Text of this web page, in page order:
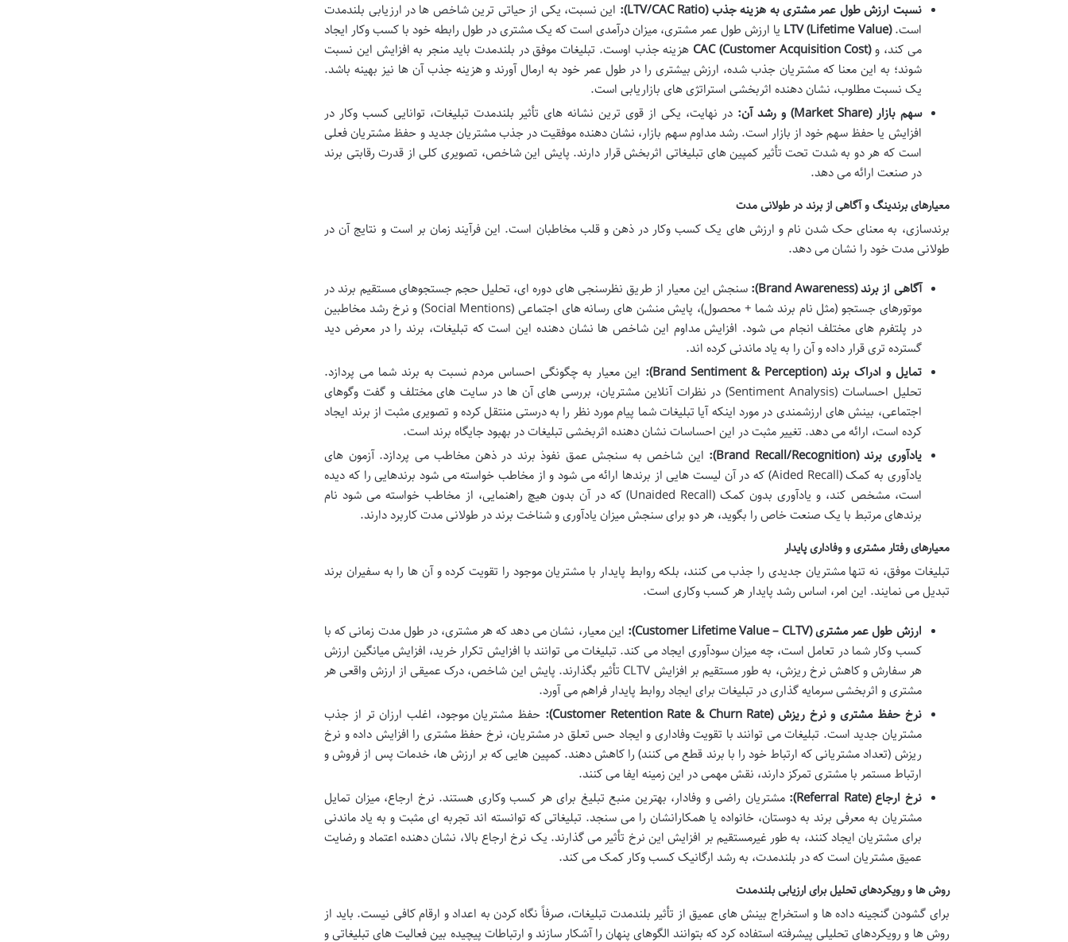
نسبت ارزش طول عمر مشتری به هزینه جذب (LTV/CAC Ratio
): این نسبت، یکی از حیاتی ترین شاخص ها در ارزیابی بلندمدت
است.LTV (Lifetime Value) یا ارزش طول عمر مشتری، میزان درآمدی است که یک مشتری در طول رابطه خود با کسب وکار ایجاد
می کند، وCAC (Customer Acquisition Cost) هزینه جذب اوست. تبلیغات موفق در بلندمدت باید منجر به افزایش این نسبت
شوند؛ به این معنا که مشتریان جذب شده، ارزش بیشتری را در طول عمر خود به ارمال آورند و هزینه جذب آن ها نیز بهینه باشد.
یک نسبت مطلوب، نشان دهنده اثربخشی استراتژی های بازاریابی است.
سهم بازار (Market Share) و رشد آن: در نهایت، یکی از قوی ترین نشانه های تأثیر بلندمدت تبلیغات، توانایی کسب وکار در
افزایش یا حفظ سهم خود از بازار است. رشد مداوم سهم بازار، نشان دهنده موفقیت در جذب مشتریان جدید و حفظ مشتریان فعلی
است که هر دو به شدت تحت تأثیر کمپین های تبلیغاتی اثربخش قرار دارند. پایش این شاخص، تصویری کلی از قدرت رقابتی برند
در صنعت ارائه می دهد.
معیارهای برندینگ و آگاهی از برند در طولانی مدت
برندسازی، به معنای حک شدن نام و ارزش های یک کسب وکار در ذهن و قلب مخاطبان است. این فرآیند زمان بر است و نتایج آن در
طولانی مدت خود را نشان می دهد.
آگاهی از برند (Brand Awareness
): سنجش این معیار از طریق نظرسنجی های دوره ای، تحلیل حجم جستجوهای مستقیم برند در
موتورهای جستجو (مثل نام برند شما + محصول)، پایش منشن های رسانه های اجتماعی (Social Mentions) و نرخ رشد مخاطبین
در پلتفرم های مختلف انجام می شود. افزایش مداوم این شاخص ها نشان دهنده این است که تبلیغات، برند را در معرض دید
گسترده تری قرار داده و آن را به یاد ماندنی کرده اند.
تمایل و ادراک برند (Brand Sentiment & Perception
): این معیار به چگونگی احساس مردم نسبت به برند شما می پردازد.
تحلیل احساسات (Sentiment Analysis) در نظرات آنلاین مشتریان، بررسی های آن ها در سایت های مختلف و گفت وگوهای
اجتماعی، بینش های ارزشمندی در مورد اینکه آیا تبلیغات شما پیام مورد نظر را به درستی منتقل کرده و تصویری مثبت از برند ایجاد
کرده است، ارائه می دهد. تغییر مثبت در این احساسات نشان دهنده اثربخشی تبلیغات در بهبود جایگاه برند است.
یادآوری برند (Brand Recall/Recognition
): این شاخص به سنجش عمق نفوذ برند در ذهن مخاطب می پردازد. آزمون های
یادآوری به کمک (Aided Recall) که در آن لیست هایی از برندها ارائه می شود و از مخاطب خواسته می شود برندهایی را که دیده
است، مشخص کند، و یادآوری بدون کمک (Unaided Recall) که در آن بدون هیچ راهنمایی، از مخاطب خواسته می شود نام
برندهای مرتبط با یک صنعت خاص را بگوید، هر دو برای سنجش میزان یادآوری و شناخت برند در طولانی مدت کاربرد دارند.
معیارهای رفتار مشتری و وفاداری پایدار
تبلیغات موفق، نه تنها مشتریان جدیدی را جذب می کنند، بلکه روابط پایدار با مشتریان موجود را تقویت کرده و آن ها را به سفیران برند
تبدیل می نمایند. این امر، اساس رشد پایدار هر کسب وکاری است.
ارزش طول عمر مشتری (Customer Lifetime Value – CLTV
): این معیار، نشان می دهد که هر مشتری، در طول مدت زمانی که با
کسب وکار شما در تعامل است، چه میزان سودآوری ایجاد می کند. تبلیغات می توانند با افزایش تکرار خرید، افزایش میانگین ارزش
هر سفارش و کاهش نرخ ریزش، به طور مستقیم بر افزایش CLTV تأثیر بگذارند. پایش این شاخص، درک عمیقی از ارزش واقعی هر
مشتری و اثربخشی سرمایه گذاری در تبلیغات برای ایجاد روابط پایدار فراهم می آورد.
نرخ حفظ مشتری و نرخ ریزش (Customer Retention Rate & Churn Rate
): حفظ مشتریان موجود، اغلب ارزان تر از جذب
مشتریان جدید است. تبلیغات می توانند با تقویت وفاداری و ایجاد حس تعلق در مشتریان، نرخ حفظ مشتری را افزایش داده و نرخ
ریزش (تعداد مشتریانی که ارتباط خود را با برند قطع می کنند) را کاهش دهند. کمپین هایی که بر ارزش ها، خدمات پس از فروش و
ارتباط مستمر با مشتری تمرکز دارند، نقش مهمی در این زمینه ایفا می کنند.
نرخ ارجاع (Referral Rate
): مشتریان راضی و وفادار، بهترین منبع تبلیغ برای هر کسب وکاری هستند. نرخ ارجاع، میزان تمایل
مشتریان به معرفی برند به دوستان، خانواده یا همکارانشان را می سنجد. تبلیغاتی که توانسته اند تجربه ای مثبت و به یاد ماندنی
برای مشتریان ایجاد کنند، به طور غیرمستقیم بر افزایش این نرخ تأثیر می گذارند. یک نرخ ارجاع بالا، نشان دهنده اعتماد و رضایت
عمیق مشتریان است که در بلندمدت، به رشد ارگانیک کسب وکار کمک می کند.
روش ها و رویکردهای تحلیل برای ارزیابی بلندمدت
برای گشودن گنجینه داده ها و استخراج بینش های عمیق از تأثیر بلندمدت تبلیغات، صرفاً نگاه کردن به اعداد و ارقام کافی نیست. باید از
روش ها و رویکردهای تحلیلی پیشرفته استفاده کرد که بتوانند الگوهای پنهان را آشکار سازند و ارتباطات پیچیده بین فعالیت های تبلیغاتی و